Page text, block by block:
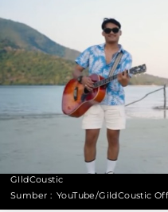
GIldCoustic
Sumber : YouTube/GildCoustic